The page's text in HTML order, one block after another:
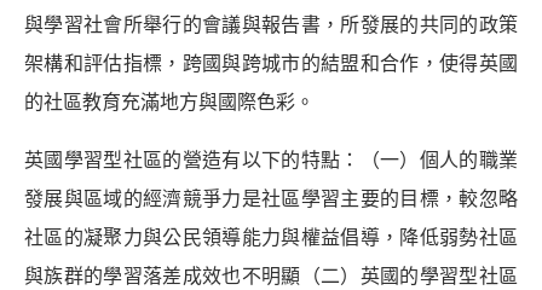
與學習社會所舉行的會議與報告書，所發展的共同的政策
架構和評估指標，跨國與跨城市的結盟和合作，使得英國
的社區教育充滿地方與國際色彩。
英國學習型社區的營造有以下的特點：（一）個人的職業
發展與區域的經濟競爭力是社區學習主要的目標，較忽略
社區的凝聚力與公民領導能力與權益倡導，降低弱勢社區
與族群的學習落差成效也不明顯（二）英國的學習型社區